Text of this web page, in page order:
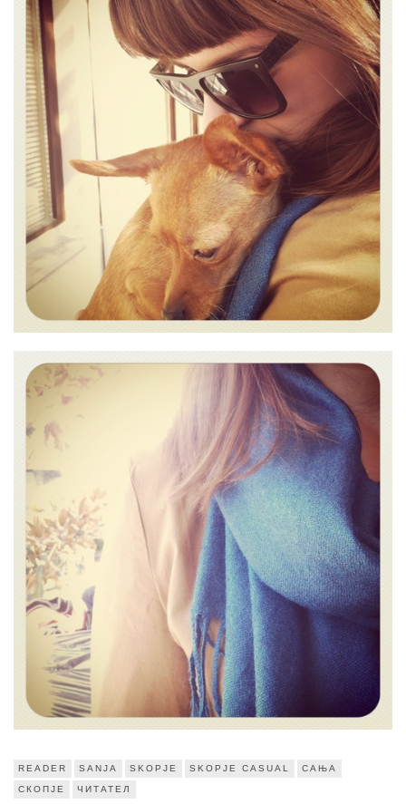
READER SANJA SKOPJE SKOPJE CASUAL САЊА
СКОПЈЕ ЧИТАТЕЛ